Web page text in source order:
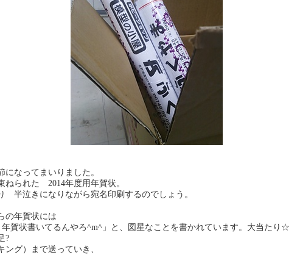
なってまいりました。
ねられた 2014年度用年賀状。
半泣きになりながら宛名印刷するのでしょう。
の年賀状には
賀状書いてるんやろ^m^」と、図星なことを書かれています。大当たり☆
?
グ）まで送っていき、